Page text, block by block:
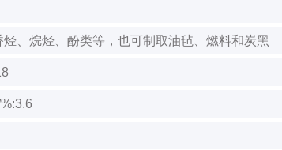
、烷烃、酚类等，也可制取油毡、燃料和炭黑